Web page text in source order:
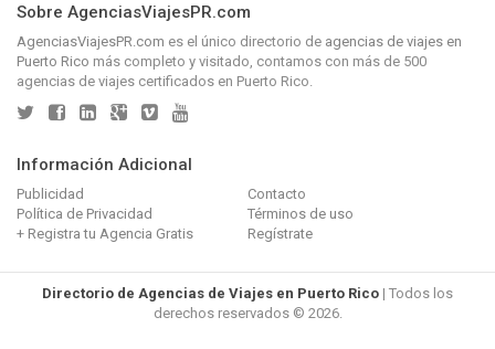
Sobre AgenciasViajesPR.com
AgenciasViajesPR.com es el único directorio de agencias de viajes en
Puerto Rico más completo y visitado, contamos con más de 500
agencias de viajes certificados en Puerto Rico.
Información Adicional
Publicidad
Contacto
Política de Privacidad
Términos de uso
+ Registra tu Agencia Gratis
Regístrate
Directorio de Agencias de Viajes en Puerto Rico | Todos los
derechos reservados © 2026.